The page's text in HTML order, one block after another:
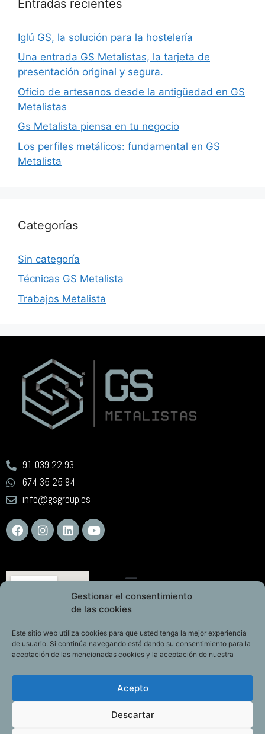
Gestionar el consentimiento
de las cookies
Este sitio web utiliza cookies para que usted tenga la mejor experiencia
de usuario. Si continúa navegando está dando su consentimiento para la
aceptación de las mencionadas cookies y la aceptación de nuestra
Acepto
Descartar
Entradas recientes
Iglú GS, la solución para la hostelería
Una entrada GS Metalistas, la tarjeta de
presentación original y segura.
Oficio de artesanos desde la antigüedad en GS
Metalistas
Gs Metalista piensa en tu negocio
Los perfiles metálicos: fundamental en GS
Metalista
Categorías
Sin categoría
Técnicas GS Metalista
Trabajos Metalista
91 039 22 93
674 35 25 94
info@gsgroup.es